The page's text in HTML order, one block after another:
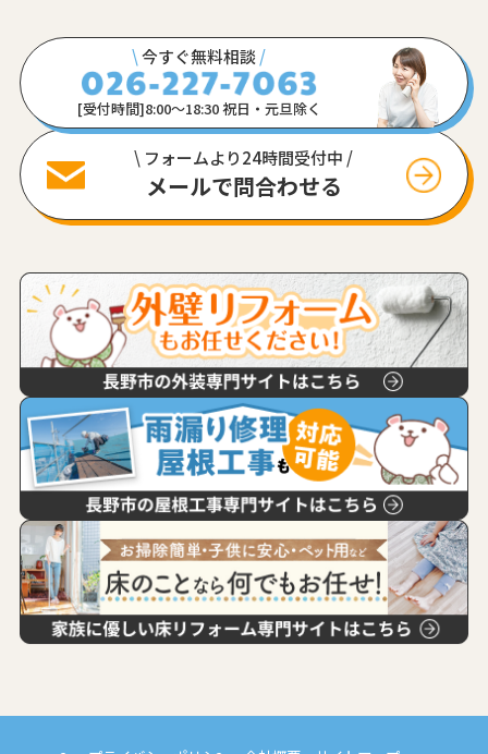
\今すぐ無料相談 /
[受付時間]8:00〜18:30 祝日・元旦除く
\ フォームより24時間受付中 /
メールで問合わせる